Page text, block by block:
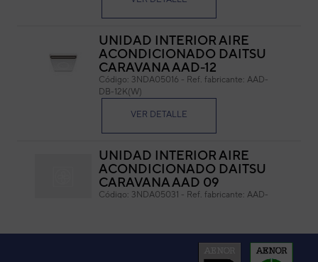
UNIDAD INTERIOR AIRE
ACONDICIONADO DAITSU
CARAVANA AAD-12
Código: 3NDA05016 - Ref. fabricante: AAD-
DB-12K(W)
VER DETALLE
UNIDAD INTERIOR AIRE
ACONDICIONADO DAITSU
CARAVANA AAD 09
Código: 3NDA05031 - Ref. fabricante: AAD-